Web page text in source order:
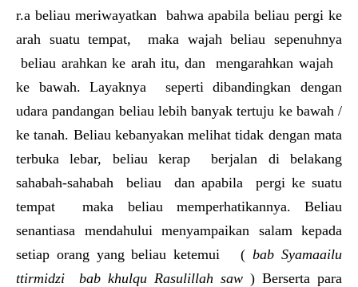
r.a beliau meriwayatkan bahwa apabila beliau pergi ke
arah suatu tempat, maka wajah beliau sepenuhnya
beliau arahkan ke arah itu, dan mengarahkan wajah
ke bawah. Layaknya seperti dibandingkan dengan
udara pandangan beliau lebih banyak tertuju ke bawah /
ke tanah. Beliau kebanyakan melihat tidak dengan mata
terbuka lebar, beliau kerap berjalan di belakang
sahabah-sahabah beliau dan apabila pergi ke suatu
tempat maka beliau memperhatikannya. Beliau
senantiasa mendahului menyampaikan salam kepada
setiap orang yang beliau ketemui (bab Syamaailu
ttirmidzi bab khulqu Rasulillah saw ) Berserta para